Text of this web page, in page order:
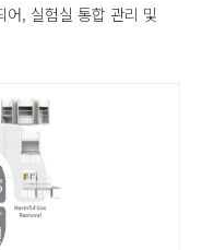
어, 실험실 통합 관리 및